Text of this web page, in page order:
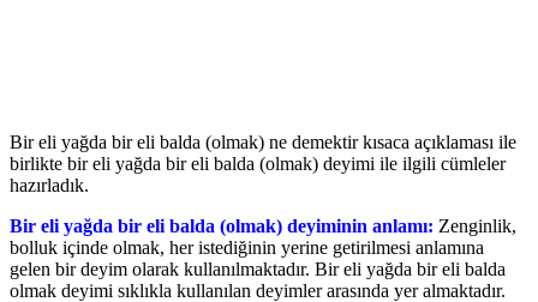
Bir eli yağda bir eli balda (olmak) ne demektir kısaca açıklaması ile
birlikte bir eli yağda bir eli balda (olmak) deyimi ile ilgili cümleler
hazırladık.
Bir eli yağda bir eli balda (olmak) deyiminin anlamı: Zenginlik,
bolluk içinde olmak, her istediğinin yerine getirilmesi anlamına
gelen bir deyim olarak kullanılmaktadır. Bir eli yağda bir eli balda
olmak deyimi sıklıkla kullanılan deyimler arasında yer almaktadır.